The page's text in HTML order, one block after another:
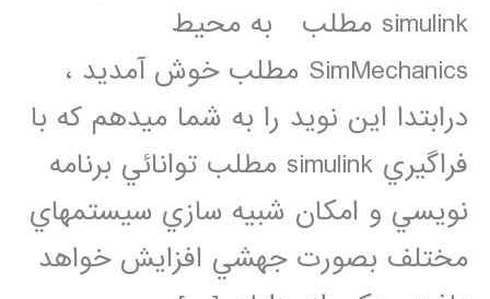
simulink مطلب به محيط
SimMechanics مطلب خوش آمديد ،
درابتدا اين نويد را به شما ميدهم كه با
فراگيري simulink مطلب توانائي برنامه
نويسي و امكان شبيه سازي سيستمهاي
مختلف بصورت جهشي افزايش خواهد